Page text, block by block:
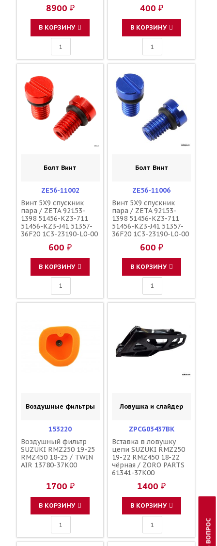
8900 ₽
В КОРЗИНУ
110090000601
110090000501
F45300001
400 ₽
В КОРЗИНУ
Болт Винт
ZE56-11002
Винт 5X9 спускник
пара / ZETA 92153-
1398 51456-KZ3-711
51456-KZ3-J41 51357-
36F20 1C3-23190-L0-00
110090000601
110090000501
F45300001
600 ₽
В КОРЗИНУ
Болт Винт
ZE56-11006
Винт 5X9 спускник
пара / ZETA 92153-
1398 51456-KZ3-711
51456-KZ3-J41 51357-
36F20 1C3-23190-L0-00
110090000601
110090000501
F45300001
600 ₽
В КОРЗИНУ
Воздушные фильтры
153220
Воздушный фильтр
SUZUKI RMZ250 19-25
RMZ450 18-25 / TWIN
AIR 13780-37K00
1700 ₽
В КОРЗИНУ
Ловушка и слайдер
ZPCG03437BK
Вставка в ловушку
цепи SUZUKI RMZ250
19-22 RMZ450 18-22
чёрная / ZORO PARTS
61341-37K00
1400 ₽
В КОРЗИНУ